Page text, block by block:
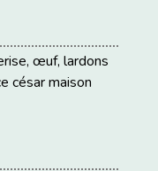
œuf, lardons
césar maison